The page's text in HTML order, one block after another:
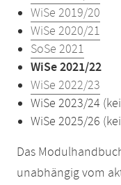
WiSe 2019/20
WiSe 2020/21
SoSe 2021
WiSe 2021/22
WiSe 2022/23
WiSe 2023/24
WiSe 2025/26
Das
unabhängig vom